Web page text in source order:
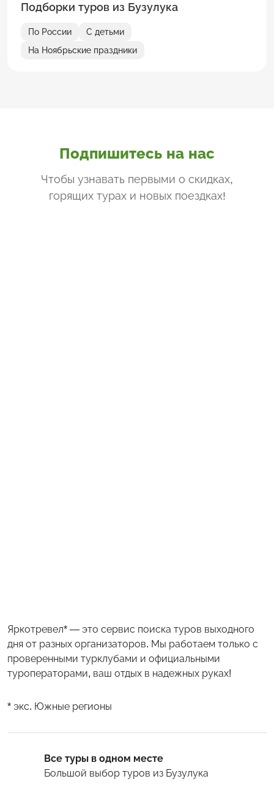
Подборки туров из Бузулука
По России
С детьми
На Ноябрьские праздники
Подпишитесь на нас
Чтобы узнавать первыми о скидках,
горящих турах и новых поездках!
Яркотревел* — это сервис поиска туров выходного
дня от разных организаторов. Мы работаем только с
проверенными турклубами и официальными
туроператорами, ваш отдых в надежных руках!
* экс. Южные регионы
Все туры в одном месте
Большой выбор туров из Бузулука